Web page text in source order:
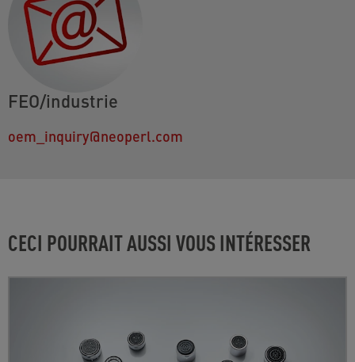
FEO/industrie
oem_inquiry@neoperl.com
CECI POURRAIT AUSSI VOUS INTÉRESSER